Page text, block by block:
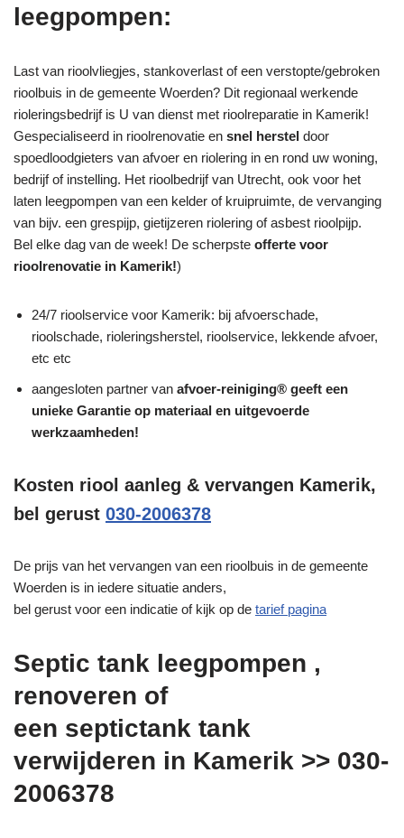
leegpompen:
Last van rioolvliegjes, stankoverlast of een verstopte/gebroken
rioolbuis in de gemeente Woerden? Dit regionaal werkende
rioleringsbedrijf is U van dienst met rioolreparatie in Kamerik!
Gespecialiseerd in rioolrenovatie en snel herstel door
spoedloodgieters van afvoer en riolering in en rond uw woning,
bedrijf of instelling. Het rioolbedrijf van Utrecht, ook voor het
laten leegpompen van een kelder of kruipruimte, de vervanging
van bijv. een grespijp, gietijzeren riolering of asbest rioolpijp.
Bel elke dag van de week! De scherpste offerte voor
rioolrenovatie in Kamerik!)
24/7 rioolservice voor Kamerik: bij afvoerschade,
rioolschade, rioleringsherstel, rioolservice, lekkende afvoer,
etc etc
aangesloten partner van afvoer-reiniging® geeft een
unieke Garantie op materiaal en uitgevoerde
werkzaamheden!
Kosten riool aanleg & vervangen Kamerik,
bel gerust 030-2006378
De prijs van het vervangen van een rioolbuis in de gemeente
Woerden is in iedere situatie anders,
bel gerust voor een indicatie of kijk op de tarief pagina
Septic tank leegpompen ,
renoveren of
een septictank tank
verwijderen in Kamerik >> 030-
2006378